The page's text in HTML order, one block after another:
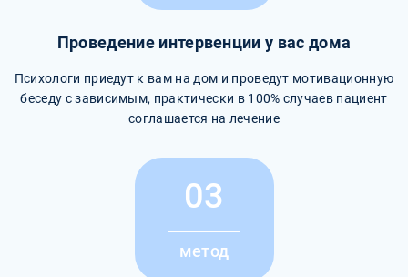
Проведение интервенции у вас дома
Психологи приедут к вам на дом и проведут мотивационную
беседу с зависимым, практически в 100% случаев пациент
соглашается на лечение
03
метод